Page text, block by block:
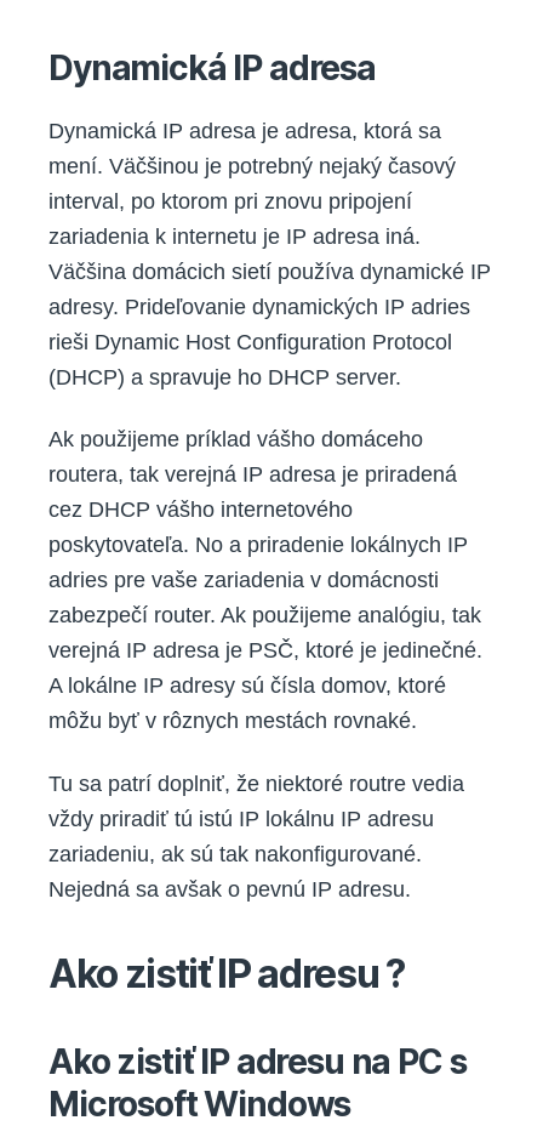
Dynamická IP adresa
Dynamická IP adresa je adresa, ktorá sa
mení. Väčšinou je potrebný nejaký časový
interval, po ktorom pri znovu pripojení
zariadenia k internetu je IP adresa iná.
Väčšina domácich sietí používa dynamické IP
adresy. Prideľovanie dynamických IP adries
rieši Dynamic Host Configuration Protocol
(DHCP) a spravuje ho DHCP server.
Ak použijeme príklad vášho domáceho
routera, tak verejná IP adresa je priradená
cez DHCP vášho internetového
poskytovateľa. No a priradenie lokálnych IP
adries pre vaše zariadenia v domácnosti
zabezpečí router. Ak použijeme analógiu, tak
verejná IP adresa je PSČ, ktoré je jedinečné.
A lokálne IP adresy sú čísla domov, ktoré
môžu byť v rôznych mestách rovnaké.
Tu sa patrí doplniť, že niektoré routre vedia
vždy priradiť tú istú IP lokálnu IP adresu
zariadeniu, ak sú tak nakonfigurované.
Nejedná sa avšak o pevnú IP adresu.
Ako zistiť IP adresu ?
Ako zistiť IP adresu na PC s
Microsoft Windows